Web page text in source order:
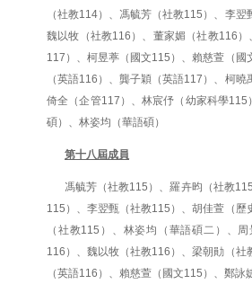
（社教114）、馮毓芳（社教115）、李
魏以牧（社教116）、董家媚（社教116
117）、柯昱葶（國文115）、賴慈萱（
（英語116）、龔子穎（英語117）、柯
倚全（企管117）、林宸伃（幼家科學
碩）、林姿均（華語碩）
第十八屆成員
馮毓芳（社教115）、羅卉昀（社教
115）、李翌甄（社教115）、胡佳萱（
（社教115）、林姿均（華語碩二）、
116）、魏以牧（社教116）、梁朝勛（
（英語116）、賴慈萱（國文115）、鄭詠